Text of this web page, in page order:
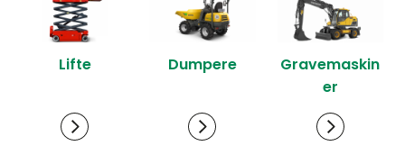
Lifte Dumpere
Gravemaskin
er